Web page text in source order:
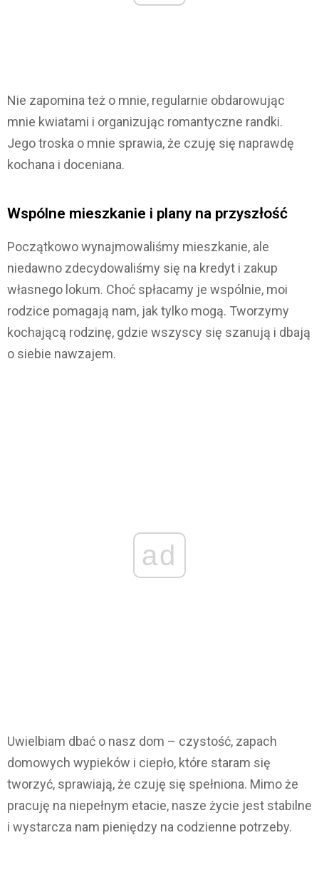
Nie zapomina też o mnie, regularnie obdarowując
mnie kwiatami i organizując romantyczne randki.
Jego troska o mnie sprawia, że czuję się naprawdę
kochana i doceniana.
Wspólne mieszkanie i plany na przyszłość
Początkowo wynajmowaliśmy mieszkanie, ale
niedawno zdecydowaliśmy się na kredyt i zakup
własnego lokum. Choć spłacamy je wspólnie, moi
rodzice pomagają nam, jak tylko mogą. Tworzymy
kochającą rodzinę, gdzie wszyscy się szanują i dbają
o siebie nawzajem.
ad
Uwielbiam dbać o nasz dom – czystość, zapach
domowych wypieków i ciepło, które staram się
tworzyć, sprawiają, że czuję się spełniona. Mimo że
pracuję na niepełnym etacie, nasze życie jest stabilne
i wystarcza nam pieniędzy na codzienne potrzeby.